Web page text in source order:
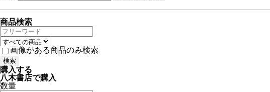
商品検索
画像がある商品のみ検索
購入する
八木書店で購入
数量